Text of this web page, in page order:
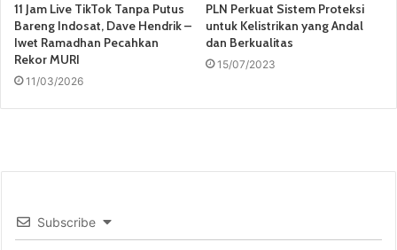
11 Jam Live TikTok Tanpa Putus
Bareng Indosat, Dave Hendrik –
Iwet Ramadhan Pecahkan
Rekor MURI
11/03/2026
PLN Perkuat Sistem Proteksi
untuk Kelistrikan yang Andal
dan Berkualitas
15/07/2023
Subscribe